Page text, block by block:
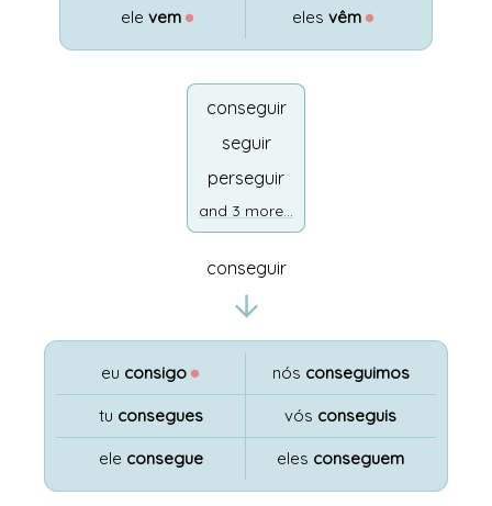
elevem ● elesvêm ●
conseguir
seguir
perseguir
and 3 more...
conseguir
eu consigo ●
tu consegues
ele consegue
nós conseguimos
vós conseguis
eles conseguem